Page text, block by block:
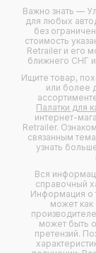
Важно знать —
для любых
без
стоимость
Retrailer и его
ближнего СНГ
Ищите товар,
или более
Палатки для
интернет-
Retrailer.
связанным
узнать
Вся
справочный
Информация о
может как
может быть
претензий.